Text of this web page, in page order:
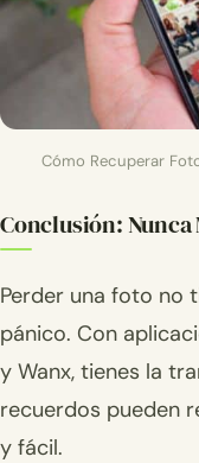
Cómo Recuperar
Conclusión: Nunca
Perder una foto no
pánico. Con
y Wanx, tienes la
recuerdos pueden
y fácil.